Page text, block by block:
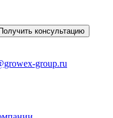
Получить консультацию
group.ru